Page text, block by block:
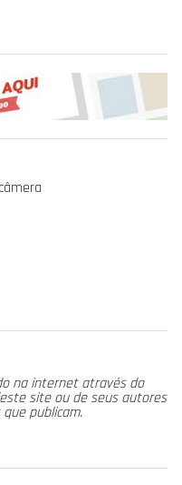
na internet através do
site ou de seus autores
publicam.